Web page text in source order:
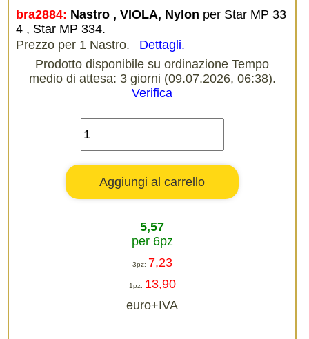
bra2884: Nastro , VIOLA, Nylon per Star MP 33
4 , Star MP 334.
Prezzo per 1 Nastro.
Dettagli.
Prodotto disponibile su ordinazione Tempo
medio di attesa: 3 giorni (09.07.2026, 06:38).
Verifica
5,57
per 6pz
3pz: 7,23
1pz: 13,90
euro+IVA